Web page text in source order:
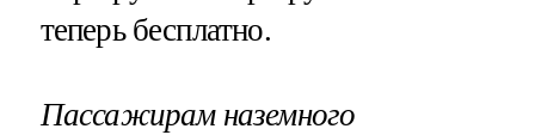
теперь бесплатно.
Пассажирам наземного